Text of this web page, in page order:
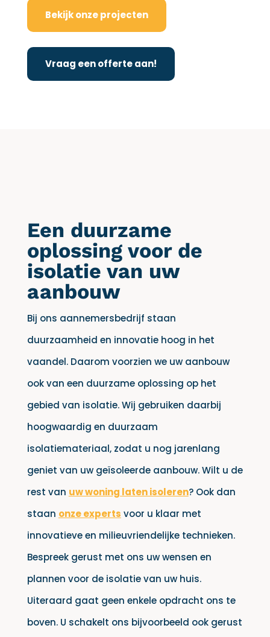
Bekijk onze projecten
Vraag een offerte aan!
Een duurzame
oplossing voor de
isolatie van uw
aanbouw
Bij ons aannemersbedrijf staan
duurzaamheid en innovatie hoog in het
vaandel. Daarom voorzien we uw aanbouw
ook van een duurzame oplossing op het
gebied van isolatie. Wij gebruiken daarbij
hoogwaardig en duurzaam
isolatiemateriaal, zodat u nog jarenlang
geniet van uw geïsoleerde aanbouw. Wilt u de
rest van uw woning laten isoleren? Ook dan
staan onze experts voor u klaar met
innovatieve en milieuvriendelijke technieken.
Bespreek gerust met ons uw wensen en
plannen voor de isolatie van uw huis.
Uiteraard gaat geen enkele opdracht ons te
boven. U schakelt ons bijvoorbeeld ook gerust